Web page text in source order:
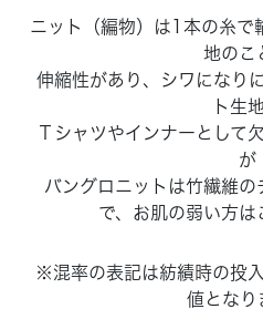
ニット（編物）は1本の糸で
地のこ
伸縮性があり、シワになり
ト生
Ｔシャツやインナーとして
が
バングロニットは竹繊維
で、お肌の弱い方は
※混率の表記は紡績時の投
値となり